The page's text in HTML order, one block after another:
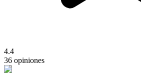
4.4
36 opiniones